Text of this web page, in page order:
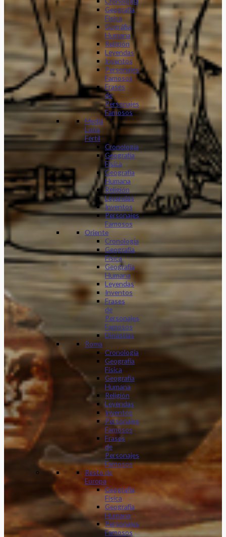
Geografía
Física
Gográfia
Humana
Religión
Leyendas
Inventos
Personajes
Famosos
Frases
de
Personajes
Famosos
Media
Luna
Fértil
Cronología
Geografía
Física
Geografía
Humana
Religión
Leyendas
Inventos
Personajes
Famosos
Oriente
Cronología
Geografía
Física
Geografía
Humana
Leyendas
Inventos
Frases
de
Personajes
Famosos
Dinastias
Roma
Cronología
Geografía
Física
Geografía
Humana
Religión
Leyendas
Inventos
Personajes
Famosos
Frases
de
Personajes
Famosos
Resto de
Europa
Geografía
Física
Geografía
Humana
Personajes
Famosos